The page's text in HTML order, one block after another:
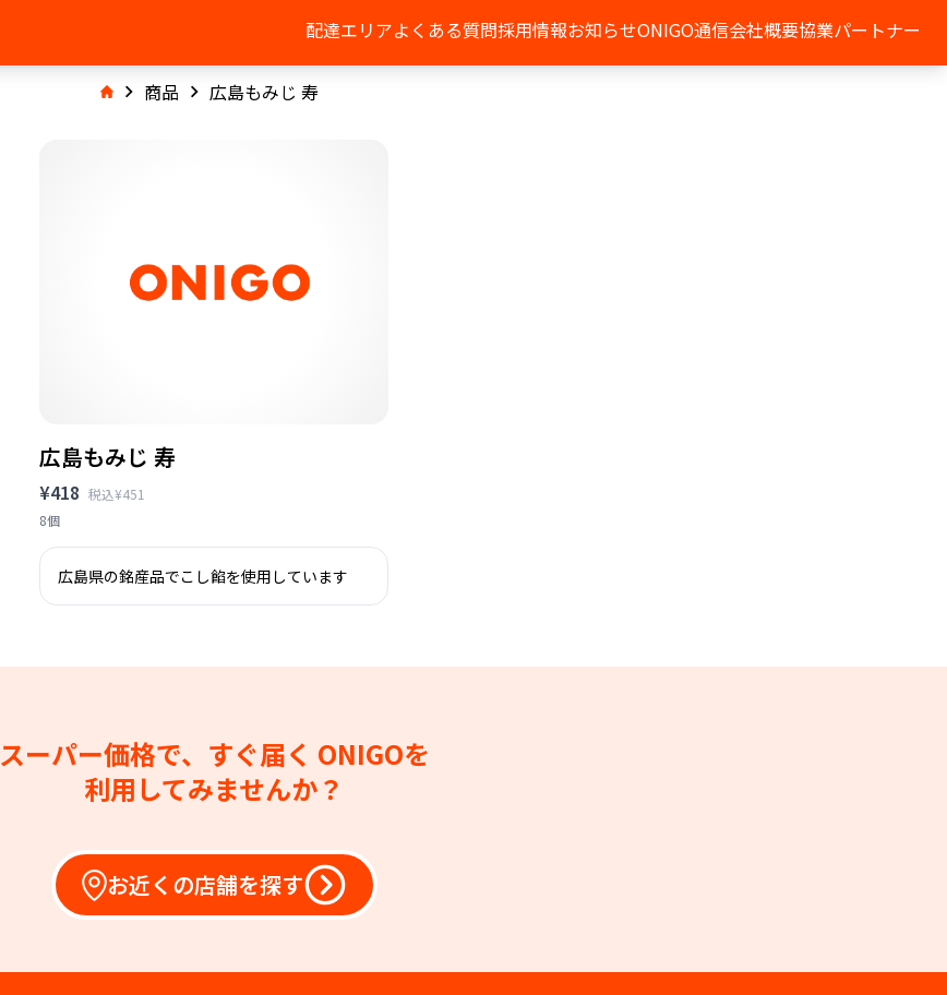
配達エリアよくある質問採用情報お知らせONIGO通信会社概要協業パートナー
商品 広島もみじ 寿
広島もみじ 寿
¥418 税込¥451
8個
広島県の銘産品でこし餡を使用しています
スーパー価格で、すぐ届く ONIGOを
利用してみませんか？
お近くの店舗を探す